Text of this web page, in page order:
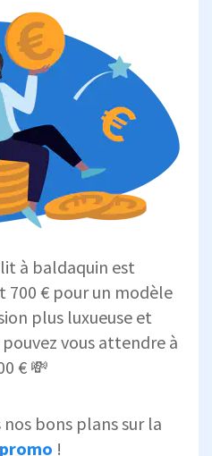
à baldaquin est
700 € pour un modèle
plus luxueuse et
vous attendre à
€ 💸
bons plans sur la
promo !